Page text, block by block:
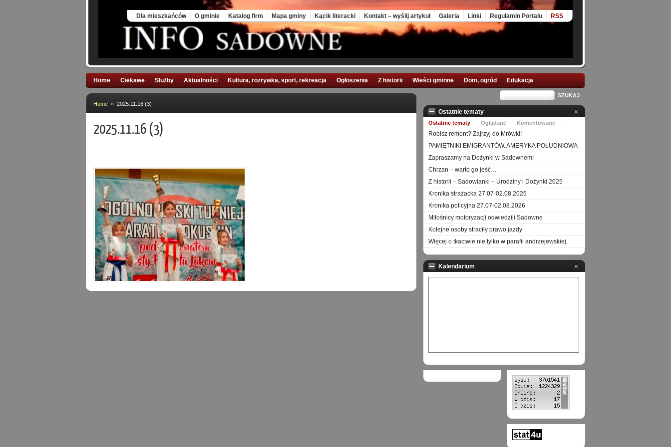
Dla mieszkańców O gminie Katalog firm Mapa gminy Kącik literacki Kontakt – wyślij artykuł Galeria Linki Regulamin Portalu RSS
Home Ciekawe Służby Aktualności Kultura, rozrywka, sport, rekreacja Ogłoszenia Z historii Wieści gminne Dom, ogród Edukacja
Home » 2025.11.16 (3)
2025.11.16 (3)
Ostatnie tematy
Ostatnie tematy Oglądane Komentowane
Robisz remont? Zajrzyj do Mrówki!
PAMIĘTNIKI EMIGRANTÓW. AMERYKA POŁUDNIOWA
Zapraszamy na Dożynki w Sadownem!
Chrzan – warto go jeść…
Z historii – Sadowianki – Urodziny i Dożynki 2025
Kronika strażacka 27.07-02.08.2026
Kronika policyjna 27.07-02.08.2026
Miłośnicy motoryzacji odwiedzili Sadowne
Kolejne osoby straciły prawo jazdy
Więcej o tkactwie nie tylko w parafii andrzejewskiej,
Kalendarium